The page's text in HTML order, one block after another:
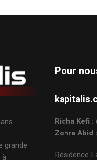
grande
à
Pour
Ridha Kefi
Zohra Abid
Résidence